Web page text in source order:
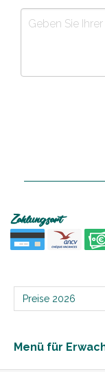
Zahlungsart
Menü für